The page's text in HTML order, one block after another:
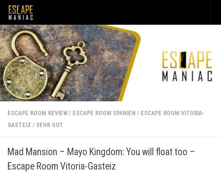
Unter dem Inhalt
ESCAPE ROOM REVIEW / ESCAPE ROOM SPANIEN / ESCAPE ROOM VITORIA-
GASTEIZ / SEHR GUT
Mad Mansion – Mayo Kingdom: You will float too –
Escape Room Vitoria-Gasteiz